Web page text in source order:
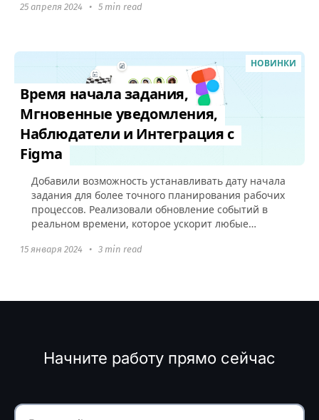
25 апреля 2024 • 5 min read
НОВИНКИ
Время начала задания,
Мгновенные уведомления,
Наблюдатели и Интеграция с
Figma
Добавили возможность устанавливать дату начала
задания для более точного планирования рабочих
процессов. Реализовали обновление событий в
реальном времени, которое ускорит любые
интеграцию с Figma.
15 января 2024 • 3 min read
Начните работу прямо сейчас